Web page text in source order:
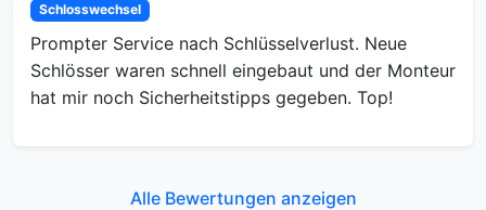
Schlosswechsel
Prompter Service nach Schlüsselverlust. Neue
Schlösser waren schnell eingebaut und der Monteur
hat mir noch Sicherheitstipps gegeben. Top!
Alle Bewertungen anzeigen